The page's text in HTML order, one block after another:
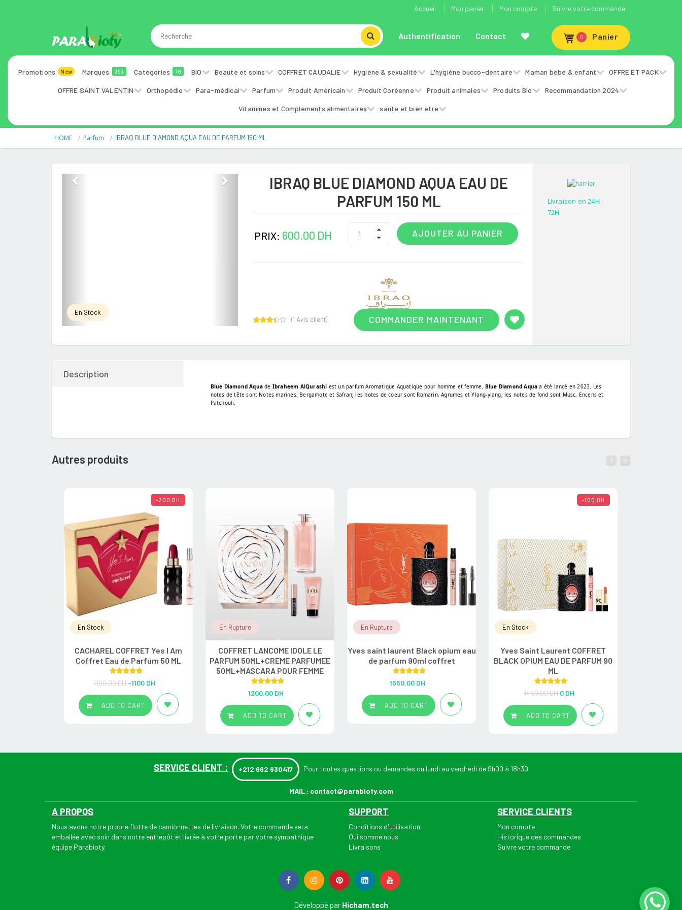
Accueil Mon panier Mon compte Suivre votre commande
Authentification Contact 0 Panier
Promotions New Marques 393 Catégories 18 BIO Beaute et soins COFFRET CAUDALIE Hygiène & sexualité L'hygiène bucco-dentaire Maman bébé & enfant OFFRE ET PACK
OFFRE SAINT VALENTIN Orthopédie Para-médical Parfum Produit Américain Produit Coréenne Produit animales Produits Bio Recommandation 2024
Vitamines et Compléments alimentaires sante et bien etre
HOME Parfum IBRAQ BLUE DIAMOND AQUA EAU DE PARFUM 150 ML
Previous
En Stock
IBRAQ BLUE DIAMOND AQUA EAU DE
PARFUM 150 ML
PRIX: 600.00 DH AJOUTER AU PANIER
COMMANDER MAINTENANT
out of
(1 Avis client)
Livraison en 24H -
72H
Description
Blue Diamond Aquade Ibraheem AlQurashi est un parfum Aromatique Aquatique pour homme et femme. Blue Diamond Aqua a été lancé en 2023. Les
notes de tête sont Notes marines, Bergamote et Safran; les notes de coeur sont Romarin, Agrumes et Ylang-ylang; les notes de fond sont Musc, Encens et
Patchouli.
Autres produits
-200 DH
En Stock
CACHAREL COFFRET Yes I Am
Coffret Eau de Parfum 50 ML
Rated 5.00
out of 5
1100.00 DH -1100 DH
ADD TO CART
En Rupture
COFFRET LANCOME IDOLE LE
PARFUM 50ML+CREME PARFUMEE
50ML+MASCARA POUR FEMME
Rated 5.00
out of 5
1200.00 DH
ADD TO CART
En Rupture
Yves saint laurent Black opium eau
de parfum 90ml coffret
Rated 5.00
out of 5
1550.00 DH
ADD TO CART
-100 DH
En Stock
Yves Saint Laurent COFFRET
BLACK OPIUM EAU DE PARFUM 90
ML
Rated 5.00
out of 5
1450.00 DH 0 DH
ADD TO CART
SERVICE CLIENT : +212 662 630417 Pour toutes questions ou demandes du lundi au vendredi de 9h00 à 18h30
MAIL : contact@parabioty.com
A PROPOS
Nous avons notre propre flotte de camionnettes de livraison. Votre commande sera
emballée avec soin dans notre entrepôt et livrée à votre porte par votre sympathique
équipe Parabioty.
SUPPORT
Conditions d'utilisation
Qui somme nous
Livraisons
SERVICE CLIENTS
Mon compte
Historique des commandes
Suivre votre commande
Développé par Hicham.tech